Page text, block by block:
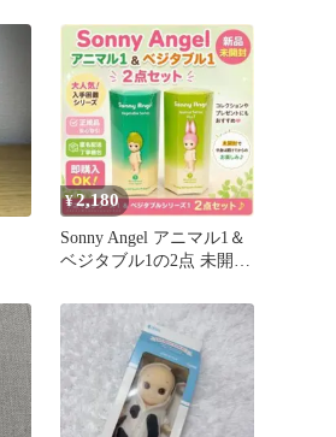
ト
¥2,180
Sonny Angel アニマル1＆
ベジタブル1の2点 未開封